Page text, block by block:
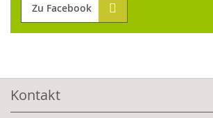
Zu Facebook
Kontakt